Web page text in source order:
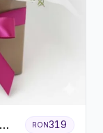
RON319